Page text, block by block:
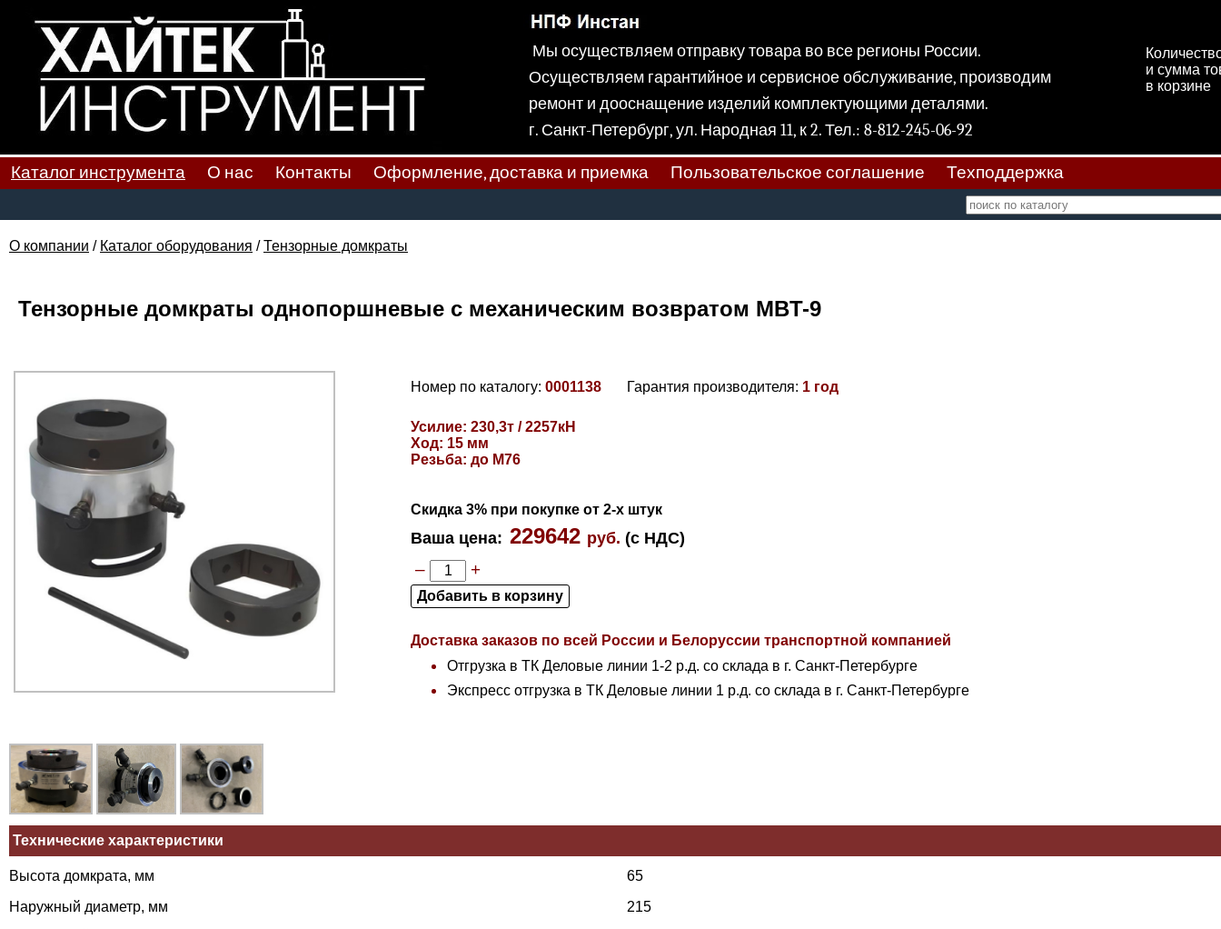
Мы осуществляем отправку товара во все регионы России.
Осуществляем гарантийное и сервисное обслуживание, производим
ремонт и дооснащение изделий комплектующими деталями.
г. Санкт-Петербург, ул. Народная 11, к 2. Тел.: 8-812-245-06-92
и сумма
в корзине
Каталог инструмента О нас Контакты Оформление, доставка и приемка Пользовательское соглашение Техподдержка
О компании / Каталог оборудования /Тензорные домкраты
Тензорные домкраты однопоршневые с механическим возвратом MBT-9
Номер по каталогу: 0001138 Гарантия производителя: 1 год
Усилие: 230,3т / 2257кН
Ход: 15 мм
Резьба: до М76
Скидка 3% при покупке от 2-х штук
Ваша цена: 229642 руб. (с НДС)
– +
Доставка заказов по всей России и Белоруссии транспортной компанией
Отгрузка в ТК Деловые линии 1-2 р.д. со склада в г. Санкт-Петербурге
Экспресс отгрузка в ТК Деловые линии 1 р.д. со склада в г. Санкт-Петербурге
Технические характеристики
Высота домкрата, мм
65
Наружный диаметр, мм
215